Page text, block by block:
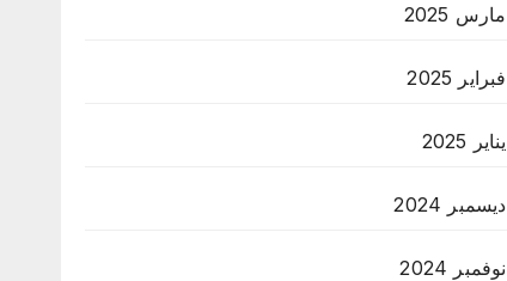
مارس 2025
فبراير 2025
يناير 2025
ديسمبر 2024
نوفمبر 2024